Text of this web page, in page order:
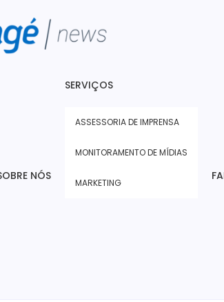
NÓS
SERVIÇOS
ASSESSORIA DE IMPRENSA
MONITORAMENTO DE MÍDIAS
MARKETING